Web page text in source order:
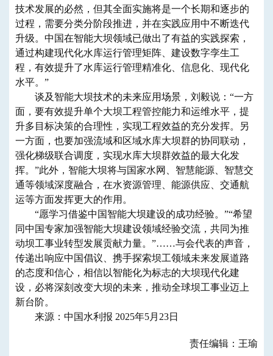
技术发展的必然，但其全面实施将是一个长期和逐步的
过程，需要分类分阶段推进，并在实践应用中不断迭代
升级。中国在智能大坝领域已做出了有益的实践探索，
通过构建现代化水库运行管理矩阵、建设数字孪生工
程，有效提升了水库运行管理精准化、信息化、现代化
水平。”
谈及智能大坝技术的未来应用场景，刘毅说：“一方
面，要有效提升单个大坝工程管控能力和运维水平，提
升多目标决策的合理性，实现工程效益的充分发挥。另
一方面，也要加强流域和区域水库大坝群的协同联动，
强化梯级联合调度，实现水库大坝群效益的最大化发
挥。”此外，智能大坝将与国家水网、智慧能源、智慧交
通等领域深度融合，在水资源管理、能源供应、交通航
运等方面发挥更大的作用。
“愿学习借鉴中国智能大坝建设的成功经验。”“希望
同中国专家加强智能大坝建设领域经验交流，共同为推
动坝工事业转型发展贡献力量。”……与会代表的声音，
传递出响应中国倡议、携手探索坝工领域未来发展道路
的态度和信心，相信以智能化为标志的大坝现代化建
设，必将深刻改变大坝的未来，推动全球坝工事业迈上
新台阶。
来源：中国水利报 2025年5月23日
责任编辑：王瑜